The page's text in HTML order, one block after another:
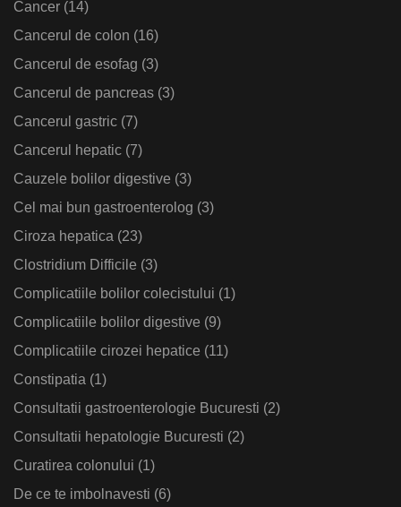
Cancer (14)
Cancerul de colon (16)
Cancerul de esofag (3)
Cancerul de pancreas (3)
Cancerul gastric (7)
Cancerul hepatic (7)
Cauzele bolilor digestive (3)
Cel mai bun gastroenterolog (3)
Ciroza hepatica (23)
Clostridium Difficile (3)
Complicatiile bolilor colecistului (1)
Complicatiile bolilor digestive (9)
Complicatiile cirozei hepatice (11)
Constipatia (1)
Consultatii gastroenterologie Bucuresti (2)
Consultatii hepatologie Bucuresti (2)
Curatirea colonului (1)
De ce te imbolnavesti (6)